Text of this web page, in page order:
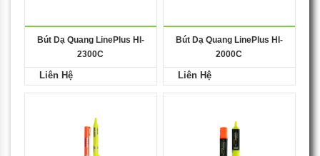
Bút Dạ Quang LinePlus HI-
2300C
Liên Hệ
Bút Dạ Quang LinePlus HI-
2000C
Liên Hệ